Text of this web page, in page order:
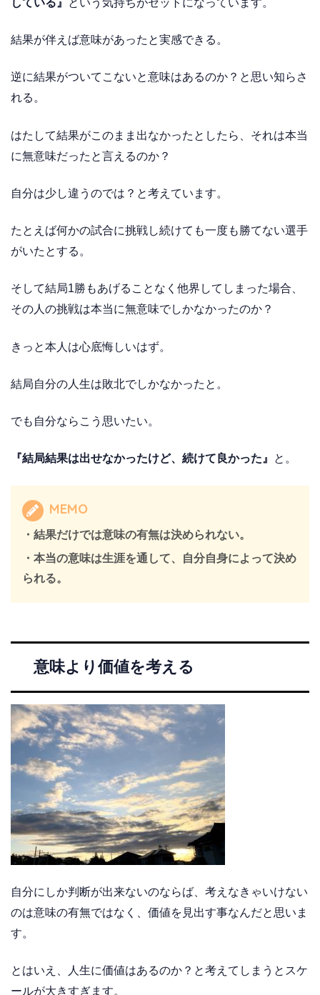
結果が伴えば意味があったと実感できる。
逆に結果がついてこないと意味はあるのか？と思い知らさ
れる。
はたして結果がこのまま出なかったとしたら、それは本当
に無意味だったと言えるのか？
自分は少し違うのでは？と考えています。
たとえば何かの試合に挑戦し続けても一度も勝てない選手
がいたとする。
そして結局1勝もあげることなく他界してしまった場合、
その人の挑戦は本当に無意味でしかなかったのか？
きっと本人は心底悔しいはず。
結局自分の人生は敗北でしかなかったと。
でも自分ならこう思いたい。
『結局結果は出せなかったけど、続けて良かった』 と。
MEMO
・結果だけでは意味の有無は決められない。
・本当の意味は生涯を通して、自分自身によって決め
られる。
意味より価値を考える
自分にしか判断が出来ないのならば、考えなきゃいけない
のは意味の有無ではなく、価値を見出す事なんだと思いま
す。
とはいえ、人生に価値はあるのか？と考えてしまうとスケ
ールが大きすぎます。